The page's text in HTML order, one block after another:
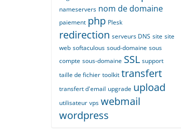
nameservers nom de domaine
paiement php Plesk
redirection serveurs DNS site site
web softaculous soud-domaine sous
compte sous-domaine SSL support
taille de fichier toolkit transfert
transfert d'email upgrade upload
utilisateur vps webmail
wordpress